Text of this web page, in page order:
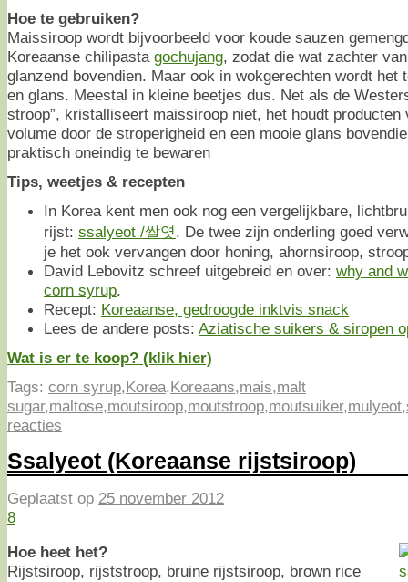
Hoe te gebruiken?
Maissiroop wordt bijvoorbeeld voor koude sauzen
Koreaanse chilipasta gochujang, zodat die wat zachter
glanzend bovendien. Maar ook in wokgerechten wordt het
en glans. Meestal in kleine beetjes dus. Net als de
stroop”, kristalliseert maissiroop niet, het houdt producten
volume door de stroperigheid en een mooie glans
praktisch oneindig te bewaren
Tips, weetjes & recepten
In Korea kent men ook nog een vergelijkbare,
rijst: ssalyeot /쌀엿. De twee zijn onderling goed
je het ook vervangen door honing, ahornsiroop,
David Lebovitz schreef uitgebreid en over: why and
corn syrup.
Recept: Koreaanse, gedroogde inktvis snack
Lees de andere posts: Aziatische suikers & siropen
Wat is er te koop? (klik hier)
Tags: corn syrup,Korea,Koreaans,mais,malt
sugar,maltose,moutsiroop,moutstroop,moutsuiker,mulyeot,
reacties
Ssalyeot (Koreaanse rijstsiroop)
Geplaatst op 25 november 2012
8
Hoe heet het?
Rijstsiroop, rijststroop, bruine rijstsiroop, brown rice